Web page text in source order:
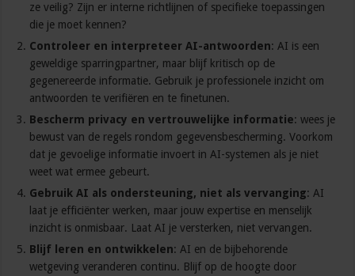
ze veilig? Zijn er interne richtlijnen of specifieke toepassingen
die je moet kennen?
Controleer en interpreteer AI-antwoorden: AI is een
geweldige sparringpartner, maar blijf kritisch op de
gegenereerde informatie. Gebruik je professionele inzicht om
antwoorden te verifiëren en te finetunen.
Bescherm privacy en vertrouwelijke informatie: wees je
bewust van de regels rondom gegevensbescherming. Voorkom
dat je gevoelige informatie invoert in AI-systemen als je niet
weet wat ermee gebeurt.
Gebruik AI als ondersteuning, niet als vervanging: AI
laat je efficiënter werken, maar jouw expertise en menselijk
inzicht is onmisbaar. Laat AI je versterken, niet vervangen.
Blijf leren en ontwikkelen: AI en de bijbehorende
wetgeving veranderen continu. Blijf op de hoogte door